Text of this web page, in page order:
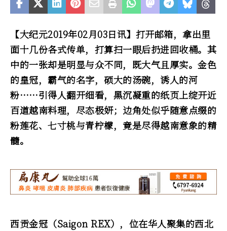
【大纪元2019年02月03日讯】打开邮箱，拿出里
面十几份各式传单，打算扫一眼后扔进回收桶。其
中的一张却是明显与众不同，既大气且厚实。金色
的皇冠，霸气的名字，硕大的汤碗，诱人的河
粉……引得人翻开细看，黑沉凝重的纸页上绽开近
百道越南料理，尽态极妍；边角处似乎随意点缀的
粉莲花、七寸桃与青柠檬，竟是尽得越南意象的精
髓。
西贡金冠（Saigon REX），位在华人聚集的西北